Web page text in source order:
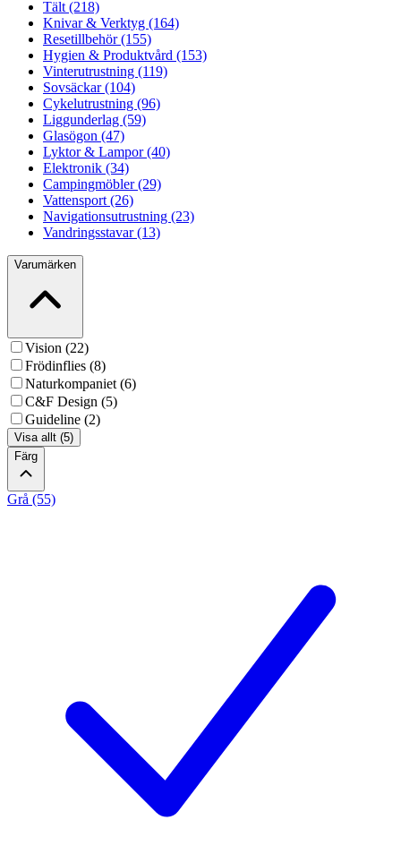
Tält (218)
Knivar & Verktyg (164)
Resetillbehör (155)
Hygien & Produktvård (153)
Vinterutrustning (119)
Sovsäckar (104)
Cykelutrustning (96)
Liggunderlag (59)
Glasögon (47)
Lyktor & Lampor (40)
Elektronik (34)
Campingmöbler (29)
Vattensport (26)
Navigationsutrustning (23)
Vandringsstavar (13)
Varumärken
Vision (22)
Frödinflies (8)
Naturkompaniet (6)
C&F Design (5)
Guideline (2)
Visa allt (5)
Färg
Grå (55)